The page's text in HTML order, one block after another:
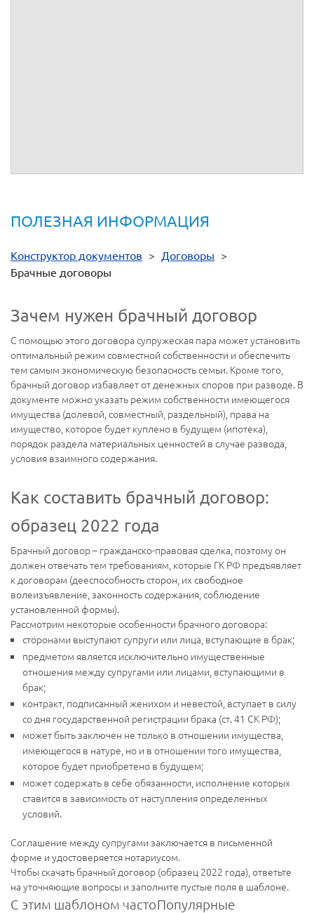
ПОЛЕЗНАЯ ИНФОРМАЦИЯ
Конструктор документов > Договоры >
Брачные договоры
Зачем нужен брачный договор
С помощью этого договора супружеская пара может установить
оптимальный режим совместной собственности и обеспечить
тем самым экономическую безопасность семьи. Кроме того,
брачный договор избавляет от денежных споров при разводе. В
документе можно указать режим собственности имеющегося
имущества (долевой, совместный, раздельный), права на
имущество, которое будет куплено в будущем (ипотека),
порядок раздела материальных ценностей в случае развода,
условия взаимного содержания.
Как составить брачный договор:
образец 2022 года
Брачный договор – гражданско-правовая сделка, поэтому он
должен отвечать тем требованиям, которые ГК РФ предъявляет
к договорам (дееспособность сторон, их свободное
волеизъявление, законность содержания, соблюдение
установленной формы).
Рассмотрим некоторые особенности брачного договора:
сторонами выступают супруги или лица, вступающие в брак;
предметом является исключительно имущественные
отношения между супругами или лицами, вступающими в
брак;
контракт, подписанный женихом и невестой, вступает в силу
со дня государственной регистрации брака (ст. 41 СК РФ);
может быть заключен не только в отношении имущества,
имеющегося в натуре, но и в отношении того имущества,
которое будет приобретено в будущем;
может содержать в себе обязанности, исполнение которых
ставится в зависимость от наступления определенных
условий.
Соглашение между супругами заключается в письменной
форме и удостоверяется нотариусом.
Чтобы скачать брачный договор (образец 2022 года), ответьте
на уточняющие вопросы и заполните пустые поля в шаблоне.
С этим шаблоном частоПопулярные